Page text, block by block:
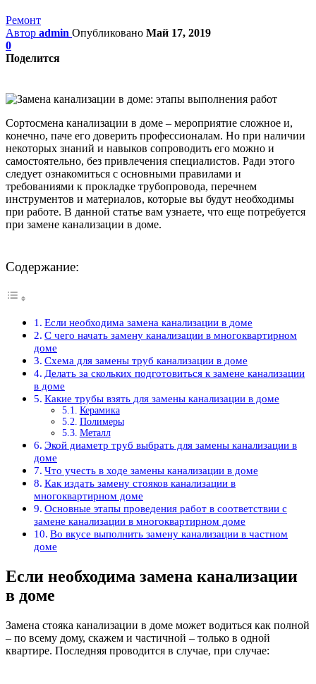
Ремонт
Автор admin Опубликовано Май 17, 2019
0
Поделится
Сортосмена канализации в доме – мероприятие сложное и,
конечно, паче его доверить профессионалам. Но при наличии
некоторых знаний и навыков сопроводить его можно и
самостоятельно, без привлечения специалистов. Ради этого
следует ознакомиться с основными правилами и
требованиями к прокладке трубопровода, перечнем
инструментов и материалов, которые вы будут необходимы
при работе. В данной статье вам узнаете, что еще потребуется
при замене канализации в доме.
Содержание:
Если необходима замена канализации в доме
С чего начать замену канализации в многоквартирном
доме
Схема для замены труб канализации в доме
Делать за скольких подготовиться к замене канализации
в доме
Какие трубы взять для замены канализации в доме
Керамика
Полимеры
Металл
Экой диаметр труб выбрать для замены канализации в
доме
Что учесть в ходе замены канализации в доме
Как издать замену стояков канализации в
многоквартирном доме
Основные этапы проведения работ в соответствии с
замене канализации в многоквартирном доме
Во вкусе выполнить замену канализации в частном
доме
Если необходима замена канализации
в доме
Замена стояка канализации в доме может водиться как полной
– по всему дому, скажем и частичной – только в одной
квартире. Последняя проводится в случае, при случае: